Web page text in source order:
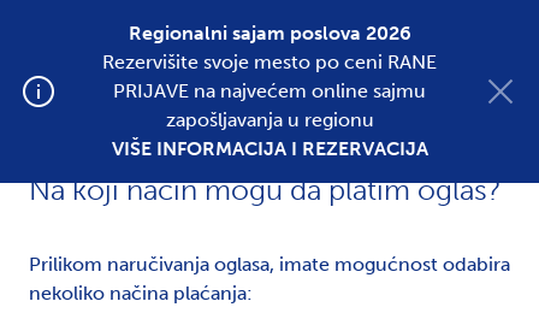
Regionalni sajam poslova 2026
Rezervišite svoje mesto po ceni RANE
PRIJAVE na najvećem online sajmu
zapošljavanja u regionu
VIŠE INFORMACIJA I REZERVACIJA
Postavite oglas
Na koji način mogu da platim oglas?
Prilikom naručivanja oglasa, imate mogućnost odabira
nekoliko načina plaćanja: